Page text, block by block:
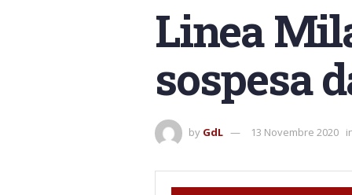
Linea
sospesa
by GdL 13 Novembre 2020